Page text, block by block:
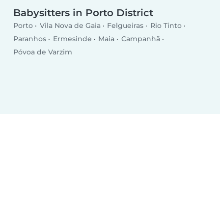
Babysitters in Porto District
Porto Vila Nova de Gaia Felgueiras
Rio Tinto
Paranhos
Ermesinde Maia
Campanhã
Póvoa de Varzim